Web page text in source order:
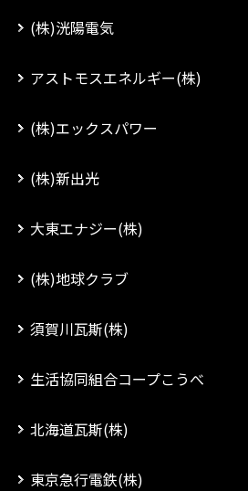
(株)洸陽電気
アストモスエネルギー(株)
(株)エックスパワー
(株)新出光
大東エナジー(株)
(株)地球クラブ
須賀川瓦斯(株)
生活協同組合コープこうべ
北海道瓦斯(株)
東京急行電鉄(株)